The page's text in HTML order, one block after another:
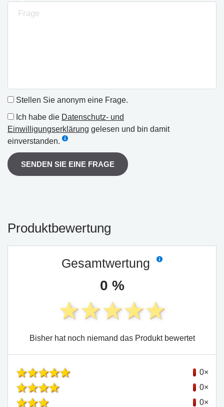
Stellen Sie anonym eine Frage.
Ich habe die Datenschutz- und
Einwilligungserklärung gelesen und bin damit
einverstanden.
SENDEN SIE EINE FRAGE
Produktbewertung
Gesamtwertung
0 %
Bisher hat noch niemand das Produkt bewertet
0×
0×
0×